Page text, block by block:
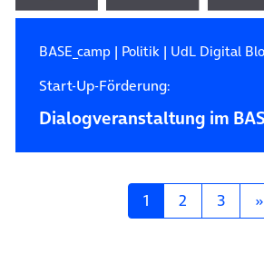
BASE_camp | Politik| UdL Digital
Start-Up-Förderung:
Dialogveranstaltung im
Posts navigation
1 2 3 »